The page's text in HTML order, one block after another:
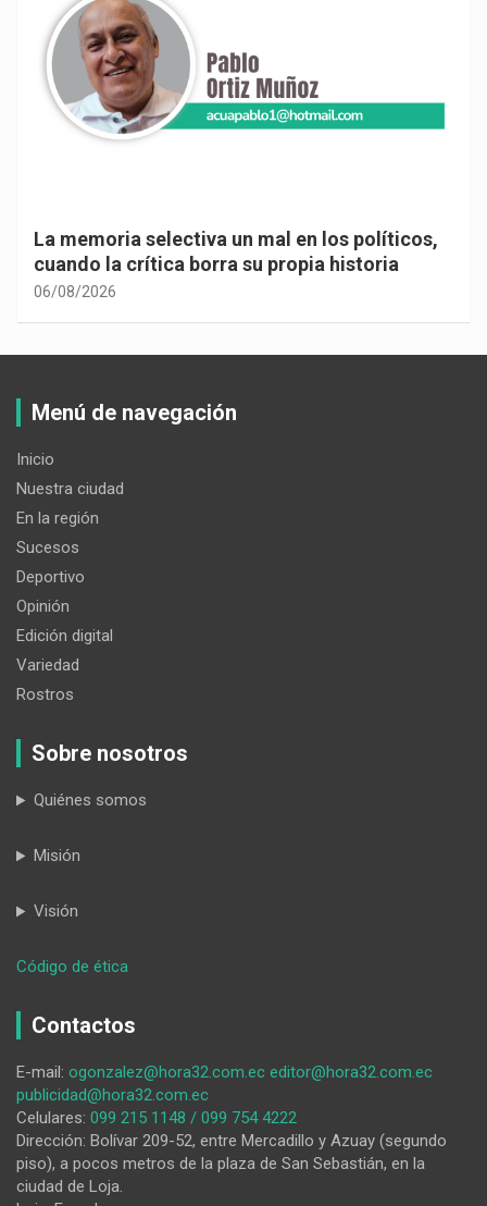
La memoria selectiva un mal en los políticos,
cuando la crítica borra su propia historia
06/08/2026
Menú de navegación
Inicio
Nuestra ciudad
En la región
Sucesos
Deportivo
Opinión
Edición digital
Variedad
Rostros
Sobre nosotros
Quiénes somos
Misión
Visión
Código de ética
quién
por
el
mal
estado
actual
Contactos
E-mail: ogonzalez@hora32.com.ec editor@hora32.com.ec
publicidad@hora32.com.ec
Celulares: 099 215 1148 / 099 754 4222
Dirección: Bolívar 209-52, entre Mercadillo y Azuay (segundo
piso), a pocos metros de la plaza de San Sebastián, en la
ciudad de Loja.